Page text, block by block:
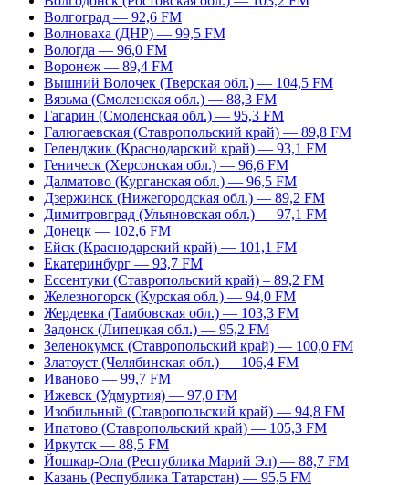
Волгоград — 92,6 FM
Волноваха (ДНР) — 99,5 FM
Вологда — 96,0 FM
Воронеж — 89,4 FM
Вышний Волочек (Тверская обл.) — 104,5 FM
Вязьма (Смоленская обл.) — 88,3 FM
Гагарин (Смоленская обл.) — 95,3 FM
Галюгаевская (Ставропольский край) — 89,8 FM
Геленджик (Краснодарский край) — 93,1 FM
Геническ (Херсонская обл.) — 96,6 FM
Далматово (Курганская обл.) — 96,5 FM
Дзержинск (Нижегородская обл.) — 89,2 FM
Димитровград (Ульяновская обл.) — 97,1 FM
Донецк — 102,6 FM
Ейск (Краснодарский край) — 101,1 FM
Екатеринбург — 93,7 FM
Ессентуки (Ставропольский край) – 89,2 FM
Железногорск (Курская обл.) — 94,0 FM
Жердевка (Тамбовская обл.) — 103,3 FM
Задонск (Липецкая обл.) — 95,2 FM
Зеленокумск (Ставропольский край) — 100,0 FM
Златоуст (Челябинская обл.) — 106,4 FM
Иваново — 99,7 FM
Ижевск (Удмуртия) — 97,0 FM
Изобильный (Ставропольский край) — 94,8 FM
Ипатово (Ставропольский край) — 105,3 FM
Иркутск — 88,5 FM
Йошкар-Ола (Республика Марий Эл) — 88,7 FM
Казань (Республика Татарстан) — 95,5 FM